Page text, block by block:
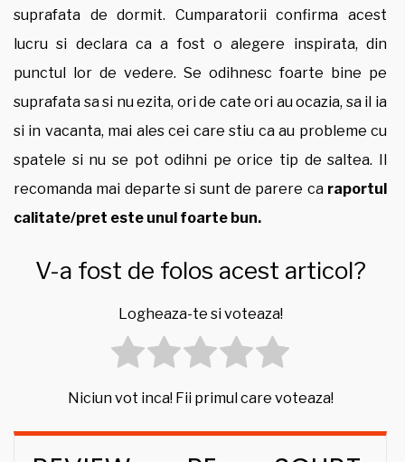
suprafata de dormit. Cumparatorii confirma acest
lucru si declara ca a fost o alegere inspirata, din
punctul lor de vedere. Se odihnesc foarte bine pe
suprafata sa si nu ezita, ori de cate ori au ocazia, sa il ia
si in vacanta, mai ales cei care stiu ca au probleme cu
spatele si nu se pot odihni pe orice tip de saltea. Il
recomanda mai departe si sunt de parere ca raportul
calitate/pret este unul foarte bun.
V-a fost de folos acest articol?
Logheaza-te si voteaza!
Niciun vot inca! Fii primul care voteaza!